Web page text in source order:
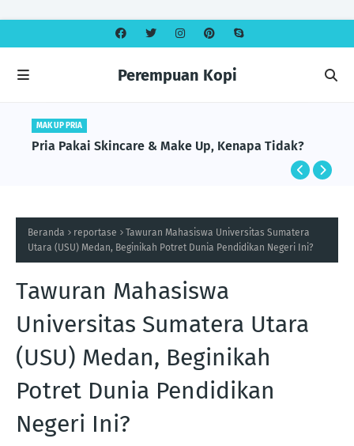
Perempuan Kopi
MAK UP PRIA
Pria Pakai Skincare & Make Up, Kenapa Tidak?
Beranda reportase
Tawuran Mahasiswa Universitas Sumatera
Utara (USU) Medan, Beginikah Potret Dunia Pendidikan Negeri Ini?
Tawuran Mahasiswa
Universitas Sumatera Utara
(USU) Medan, Beginikah
Potret Dunia Pendidikan
Negeri Ini?